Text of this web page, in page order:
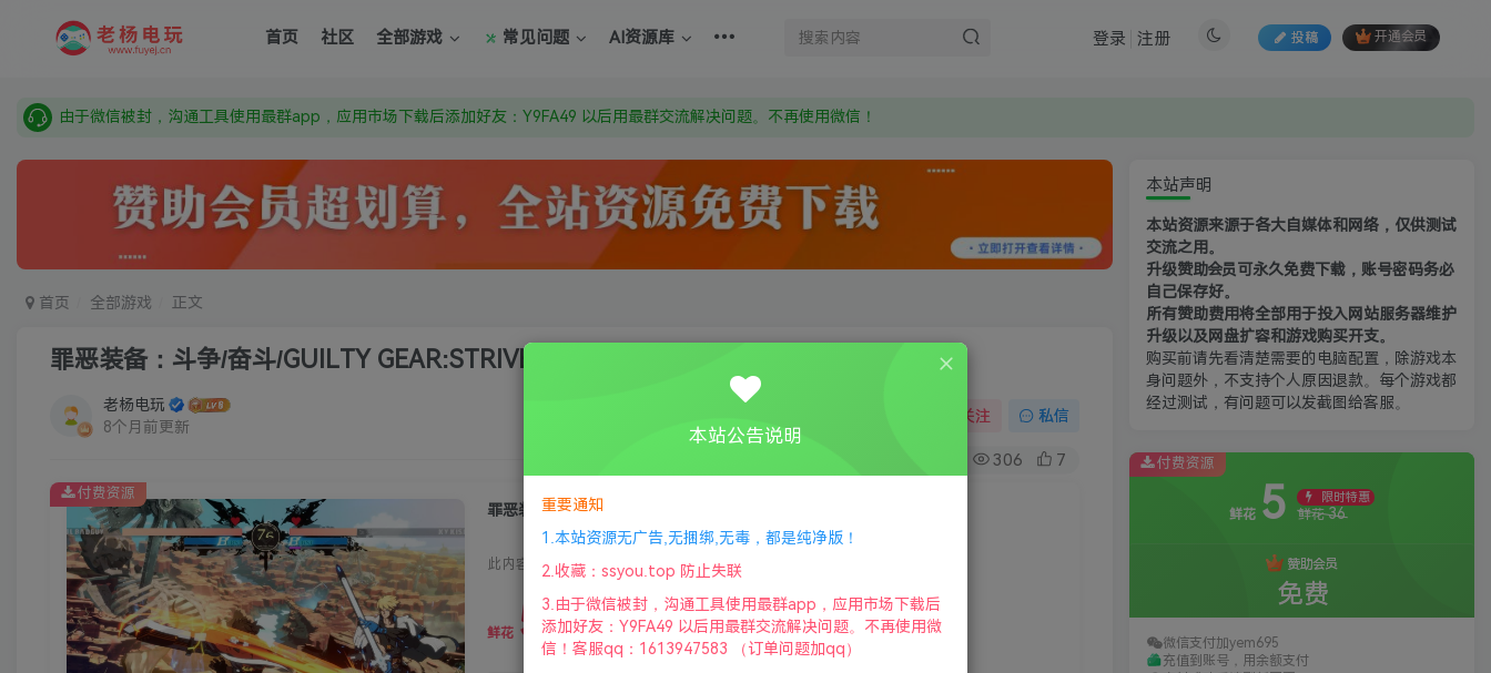
首页 社区 全部游戏 常见问题 AI资源库 投稿 开通会员
登录 注册
需要什么游戏请联系客服，若链接失效请联系客服，百度网盘边上的激活码也是解压密码
本站资源来自网络搜集，如有侵权，请联系删除：fuyej@qq.com 附上证书和内容链接
需要什么游戏请联系客服，若链接失效请联系客服，百度网盘边上的激活码也是解压密码
首页 全部游戏 正文
罪恶装备：斗争/奋斗/GUILTY GEAR:STRIVE
老杨电玩
8个月前更新
关注 私信
306 7
罪恶装备：斗争/奋斗/GUILTY GEAR:STRIVE
此内容为付费资源，请付费后查看
鲜花 5 限时特惠
鲜花 36
付费资源
本站声明
本站资源来源于各大自媒体和网络，仅供测试
交流之用。
升级赞助会员可永久免费下载，账号密码务必
自己保存好。
所有赞助费用将全部用于投入网站服务器维护
升级以及网盘扩容和游戏购买开支。
购买前请先看清楚需要的电脑配置，除游戏本
身问题外，不支持个人原因退款。每个游戏都
经过测试，有问题可以发截图给客服。
付费资源
鲜花 5 限时特惠
鲜花 36
赞助会员
免费
微信支付加yem695
充值到账号，用余额支付
本站公告说明
重要通知
1.本站资源无广告,无捆绑,无毒，都是纯净版！
2.收藏：ssyou.top 防止失联
3.由于微信被封，沟通工具使用最群app，应用市场下载后
添加好友：Y9FA49 以后用最群交流解决问题。不再使用微
信！客服qq：1613947583 （订单问题加qq）